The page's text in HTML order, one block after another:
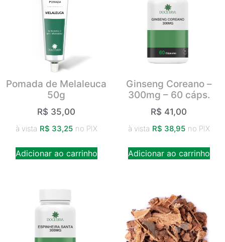
Pomada de Melaleuca
50g
R$ 35,00
à vista R$ 33,25 no PIX
Adicionar ao carrinho
Ginseng Coreano –
300mg – 60 cáps.
R$ 41,00
à vista R$ 38,95 no PIX
Adicionar ao carrinho